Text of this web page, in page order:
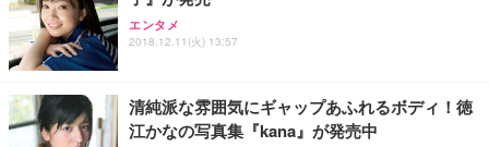
エンタメ
2018.12.11(火) 13:57
清純派な雰囲気にギャップあふれるボディ！徳
江かなの写真集『kana』が発売中